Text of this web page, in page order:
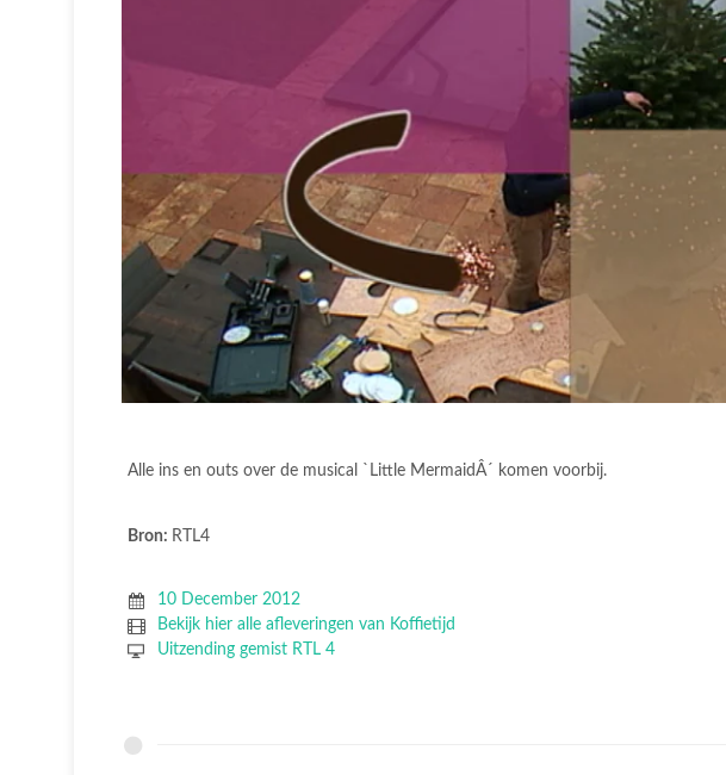
Alle ins en outs over de musical `Little MermaidÂ´ komen voorbij.
Bron: RTL4
10 December 2012
Bekijk hier alle afleveringen van Koffietijd
Uitzending gemist RTL 4